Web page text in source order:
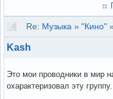
Re: Музыка » "Кино"
Kash
Это мои проводники в мир
охарактеризовал эту